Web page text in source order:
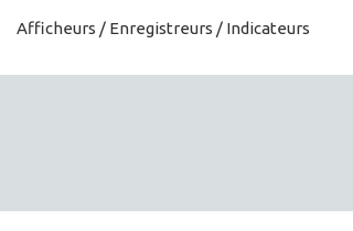
Afficheurs / Enregistreurs / Indicateurs